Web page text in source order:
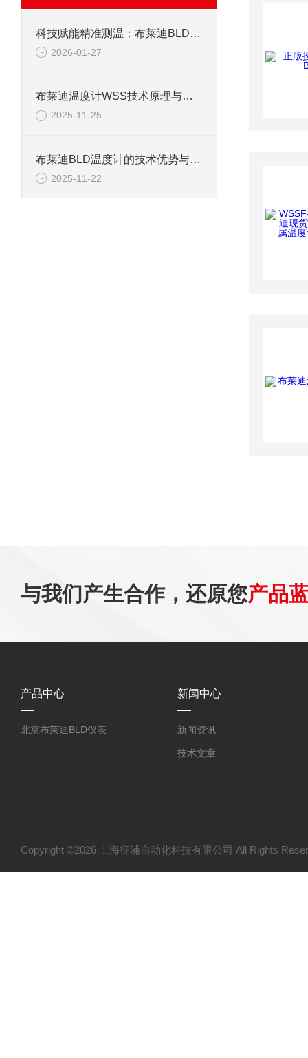
科技赋能精准测温：布莱迪BLD温度计的技术优势揭
2026-01-27
布莱迪温度计WSS技术原理与特点
2025-11-25
布莱迪BLD温度计的技术优势与应用解析
2025-11-22
与我们产生合作，还原您产品
产品中心
北京布莱迪BLD仪表
新闻中心
新闻资讯
技术文章
Copyright ©2026 上海征浦自动化科技有限公司 All Rights